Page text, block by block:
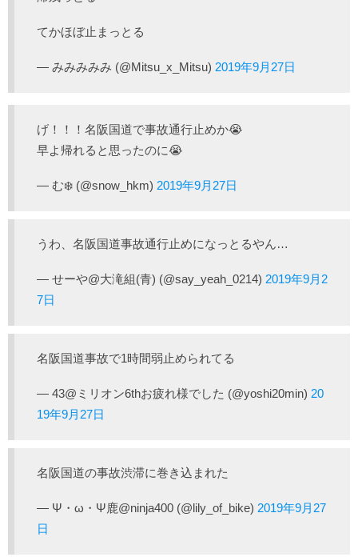
てかほぼ止まっとる
— みみみみみ (@Mitsu_x_Mitsu) 2019年9月27日
げ！！！名阪国道で事故通行止めか😭
早よ帰れると思ったのに😭
— む❄️ (@snow_hkm) 2019年9月27日
うわ、名阪国道事故通行止めになっとるやん…
— せーや@大滝組(青) (@say_yeah_0214) 2019年9月2
7日
名阪国道事故で1時間弱止められてる
— 43@ミリオン6thお疲れ様でした (@yoshi20min) 20
19年9月27日
名阪国道の事故渋滞に巻き込まれた
— Ψ・ω・Ψ鹿@ninja400 (@lily_of_bike) 2019年9月27
日